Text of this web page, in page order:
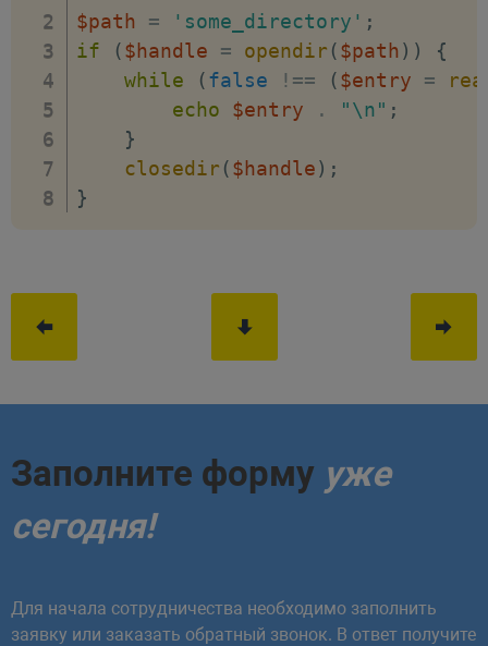
$path
= 'some_directory' ;
if
($handle = opendir ($path) )
{
while
(false !== ($entry =
echo
$entry . "\n" ;
}
closedir ($handle) ;
}
Заполните форму уже
сегодня!
Для начала сотрудничества необходимо заполнить
заявку или заказать обратный звонок. В ответ получите